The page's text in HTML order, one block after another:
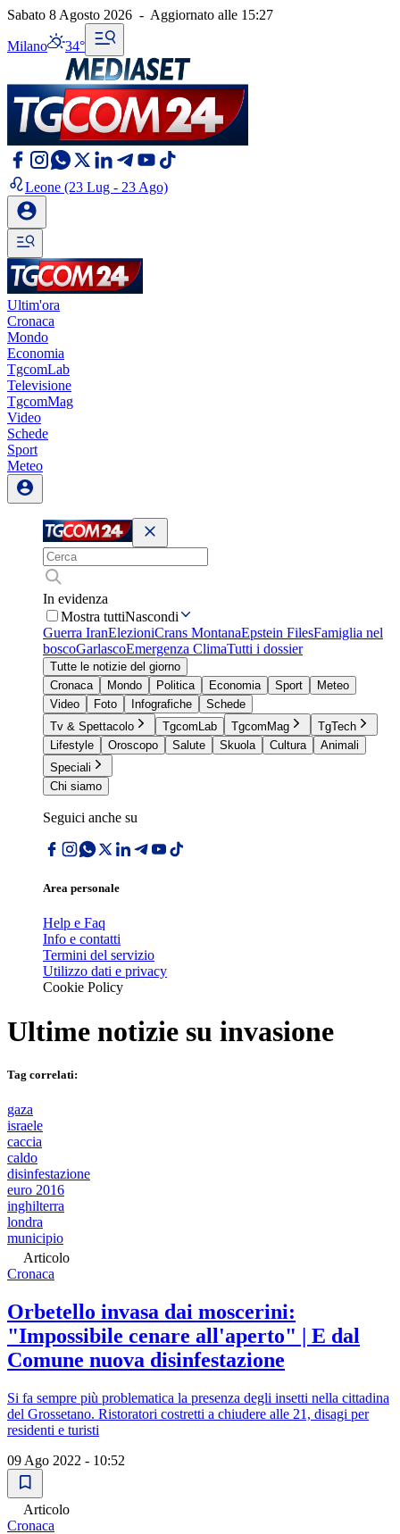
Sabato 8 Agosto 2026 - Aggiornato alle 15:27
Milano 34°
Leone (23 Lug - 23 Ago)
Ultim'ora
Cronaca
Mondo
Economia
TgcomLab
Televisione
TgcomMag
Video
Schede
Sport
Meteo
In evidenza
Mostra tuttiNascondi
Guerra IranElezioniCrans MontanaEpstein FilesFamiglia nel
boscoGarlascoEmergenza ClimaTutti i dossier
Tutte le notizie del giorno
Cronaca
Mondo Politica Economia Sport
Meteo
Video
Foto Infografiche
Schede
Tv & Spettacolo
TgcomLab TgcomMag
TgTech
Lifestyle
Oroscopo Salute Skuola Cultura
Animali
Speciali
Chi siamo
Seguici anche su
Area personale
Help e Faq
Info e contatti
Termini del servizio
Utilizzo dati e privacy
Cookie Policy
Ultime notizie su invasione
Tag correlati:
gaza
israele
caccia
caldo
disinfestazione
euro 2016
inghilterra
londra
municipio
Articolo
Cronaca
Orbetello invasa dai moscerini:
"Impossibile cenare all'aperto" | E dal
Comune nuova disinfestazione
Si fa sempre più problematica la presenza degli insetti nella cittadina
del Grossetano. Ristoratori costretti a chiudere alle 21, disagi per
residenti e turisti
09 Ago 2022 - 10:52
Articolo
Cronaca